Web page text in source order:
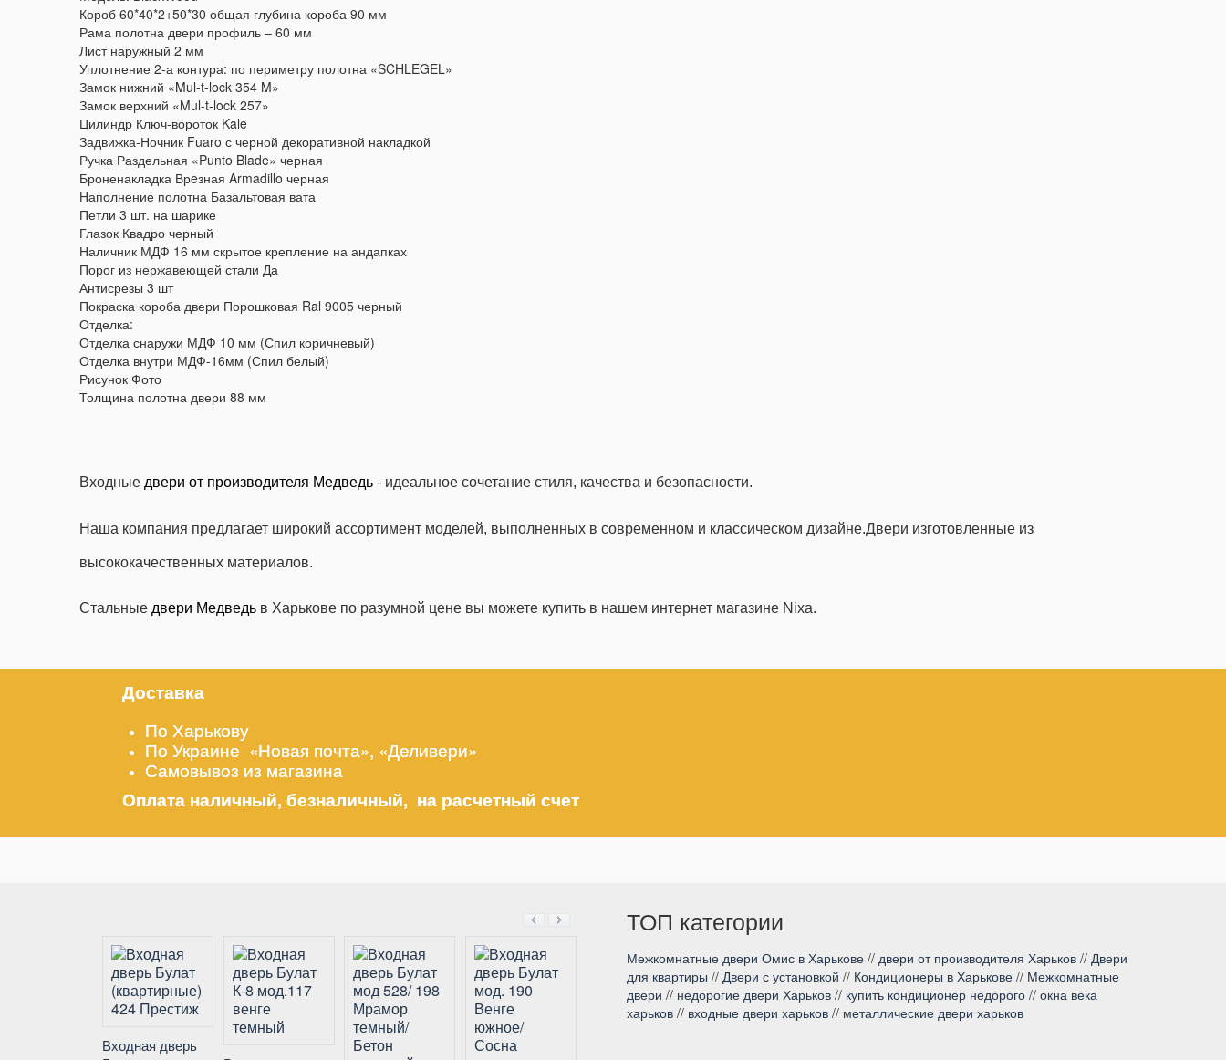
Короб 60*40*2+50*30 общая глубина короба 90 мм
Рама полотна двери профиль – 60 мм
Лист наружный 2 мм
Уплотнение 2-а контура: по периметру полотна «SCHLEGEL»
Замок нижний «Mul-t-lock 354 M»
Замок верхний «Mul-t-lock 257»
Цилиндр Ключ-вороток Kale
Задвижка-Ночник Fuaro с черной декоративной накладкой
Ручка Раздельная «Punto Blade» черная
Броненакладка Врeзная Armadillo черная
Наполнение полотна Базальтовая вата
Петли 3 шт. на шарике
Глазок Квадро черный
Наличник МДФ 16 мм скрытое крепление на андапках
Порог из нержавеющей стали Да
Антисрезы 3 шт
Покраска короба двери Порошковая Ral 9005 черный
Отделка:
Отделка снаружи МДФ 10 мм (Спил коричневый)
Отделка внутри МДФ-16мм (Спил белый)
Рисунок Фото
Толщина полотна двери 88 мм
Входные двери от производителя Медведь - идеальное сочетание стиля, качества и безопасности.
Наша компания предлагает широкий ассортимент моделей, выполненных в современном и классическом дизайне.Двери изготовленные из
высококачественных материалов.
Стальные двери Медведь в Харькове по разумной цене вы можете купить в нашем интернет магазине Nixa.
Доставка
По Харькову
По Украине «Новая почта», «Деливери»
Самовывоз из магазина
Оплата наличный, безналичный, на расчетный счет
Входная дверь
ТОП категории
Межкомнатные двери Омис в Харькове // двери от производителя Харьков // Двери
для квартиры // Двери с установкой // Кондиционеры в Харькове // Межкомнатные
двери // недорогие двери Харьков // купить кондиционер недорого // окна века
харьков // входные двери харьков // металлические двери харьков